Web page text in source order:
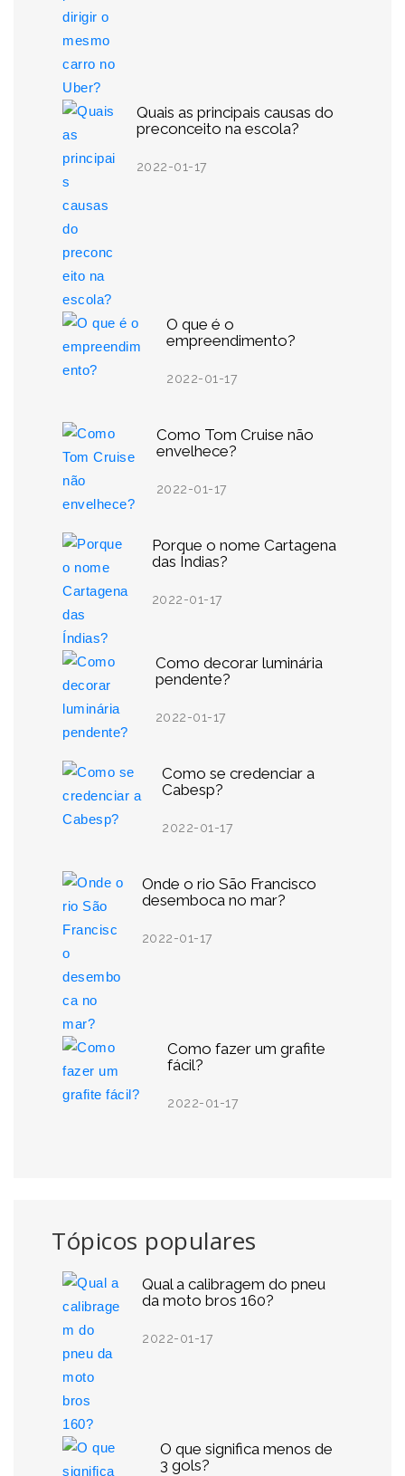
Quais as principais causas do
preconceito na escola?
2022-01-17
O que é o
empreendimento?
2022-01-17
Como Tom Cruise não
envelhece?
2022-01-17
Porque o nome Cartagena
das Índias?
2022-01-17
Como decorar luminária
pendente?
2022-01-17
Como se credenciar a
Cabesp?
2022-01-17
Onde o rio São Francisco
desemboca no mar?
2022-01-17
Como fazer um grafite
fácil?
2022-01-17
Tópicos populares
Qual a calibragem do pneu
da moto bros 160?
2022-01-17
O que significa menos de
3 gols?